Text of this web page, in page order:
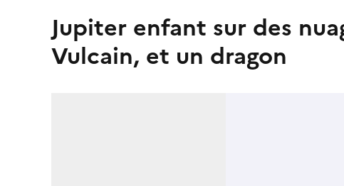
Jupiter enfant sur des nuages tenant un foudre, avec
Vulcain, et un dragon